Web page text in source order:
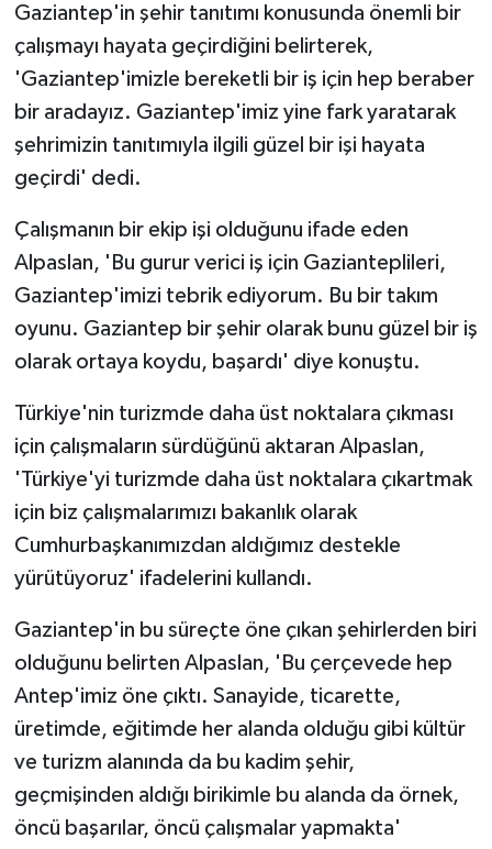
Gaziantep'in şehir tanıtımı konusunda önemli bir
çalışmayı hayata geçirdiğini belirterek,
'Gaziantep'imizle bereketli bir iş için hep beraber
bir aradayız. Gaziantep'imiz yine fark yaratarak
şehrimizin tanıtımıyla ilgili güzel bir işi hayata
geçirdi' dedi.
Çalışmanın bir ekip işi olduğunu ifade eden
Alpaslan, 'Bu gurur verici iş için Gazianteplileri,
Gaziantep'imizi tebrik ediyorum. Bu bir takım
oyunu. Gaziantep bir şehir olarak bunu güzel bir iş
olarak ortaya koydu, başardı' diye konuştu.
Türkiye'nin turizmde daha üst noktalara çıkması
için çalışmaların sürdüğünü aktaran Alpaslan,
'Türkiye'yi turizmde daha üst noktalara çıkartmak
için biz çalışmalarımızı bakanlık olarak
Cumhurbaşkanımızdan aldığımız destekle
yürütüyoruz' ifadelerini kullandı.
Gaziantep'in bu süreçte öne çıkan şehirlerden biri
olduğunu belirten Alpaslan, 'Bu çerçevede hep
Antep'imiz öne çıktı. Sanayide, ticarette,
üretimde, eğitimde her alanda olduğu gibi kültür
ve turizm alanında da bu kadim şehir,
geçmişinden aldığı birikimle bu alanda da örnek,
öncü başarılar, öncü çalışmalar yapmakta'